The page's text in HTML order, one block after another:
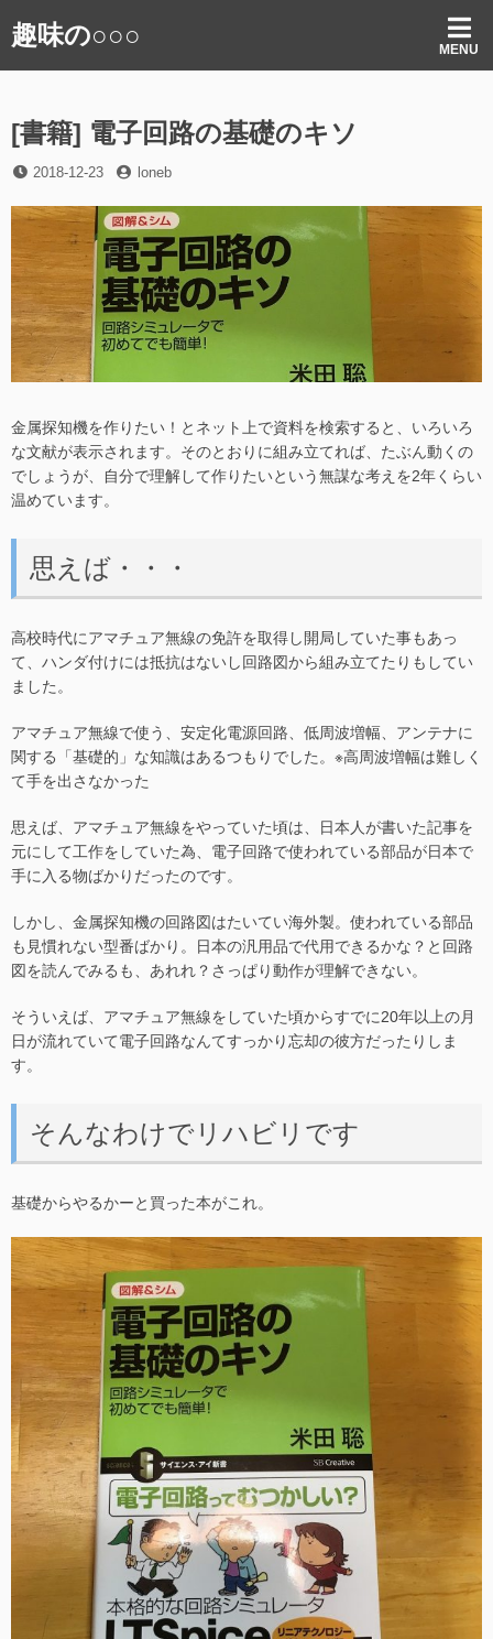
ン
キ
ッ
趣味の○○○ MENU
[書籍] 電子回路の基礎のキソ
投
日
2018-12-23
投
者
loneb
金属探知機を作りたい！とネット上で資料を検索すると、いろいろ
な文献が表示されます。そのとおりに組み立てれば、たぶん動くの
でしょうが、自分で理解して作りたいという無謀な考えを2年くらい
温めています。
思えば・・・
高校時代にアマチュア無線の免許を取得し開局していた事もあっ
て、ハンダ付けには抵抗はないし回路図から組み立てたりもしてい
ました。
アマチュア無線で使う、安定化電源回路、低周波増幅、アンテナに
関する「基礎的」な知識はあるつもりでした。※高周波増幅は難しく
て手を出さなかった
思えば、アマチュア無線をやっていた頃は、日本人が書いた記事を
元にして工作をしていた為、電子回路で使われている部品が日本で
手に入る物ばかりだったのです。
しかし、金属探知機の回路図はたいてい海外製。使われている部品
も見慣れない型番ばかり。日本の汎用品で代用できるかな？と回路
図を読んでみるも、あれれ？さっぱり動作が理解できない。
そういえば、アマチュア無線をしていた頃からすでに20年以上の月
日が流れていて電子回路なんてすっかり忘却の彼方だったりしま
す。
そんなわけでリハビリです
基礎からやるかーと買った本がこれ。